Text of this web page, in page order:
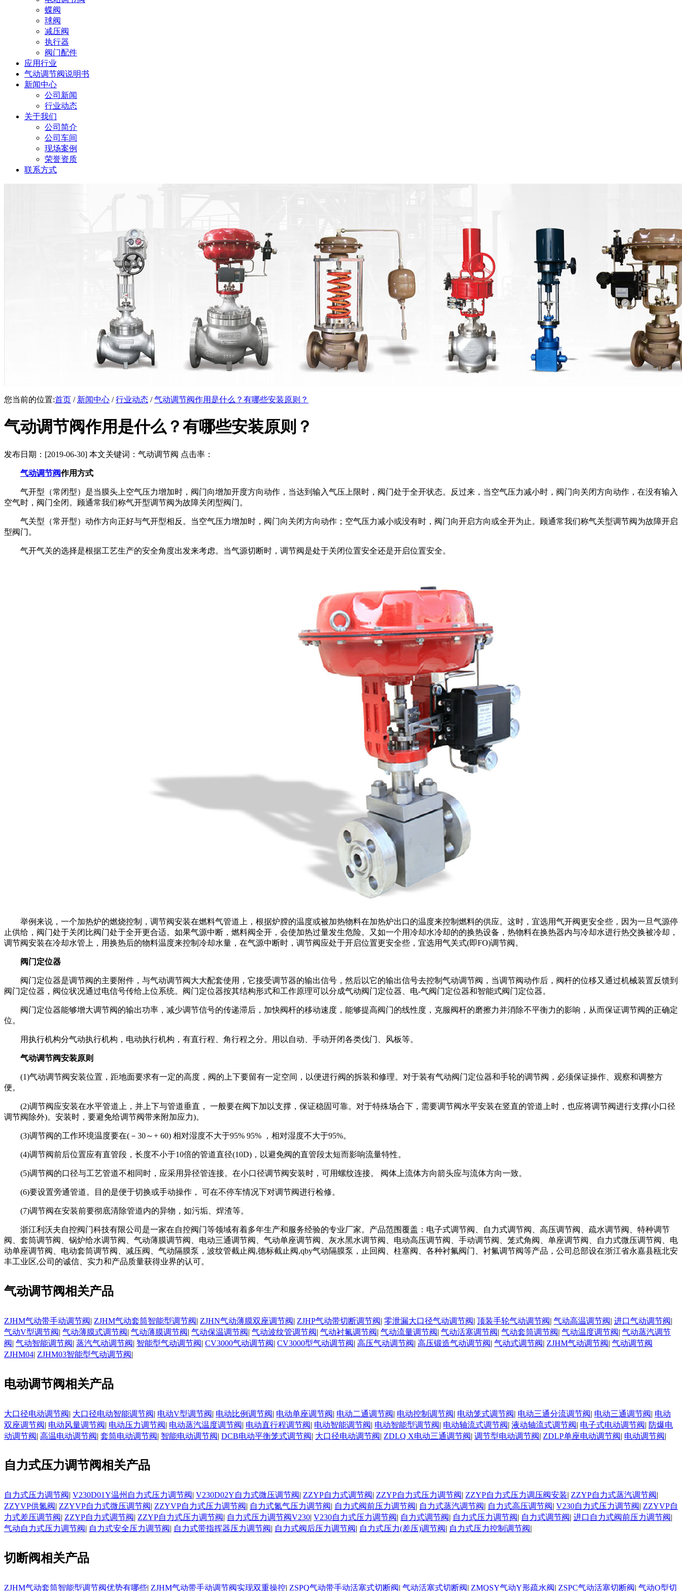
蝶阀
球阀
减压阀
执行器
阀门配件
应用行业
气动调节阀说明书
新闻中心
公司新闻
行业动态
关于我们
公司简介
公司车间
现场案例
荣誉资质
联系方式
您当前的位置:首页 / 新闻中心 /行业动态 /气动调节阀作用是什么？有哪些安装原则？
气动调节阀作用是什么？有哪些安装原则？
发布日期：[2019-06-30] 本文关键词：气动调节阀 点击率：
气动调节阀作用方式
气开型（常闭型）是当膜头上空气压力增加时，阀门向增加开度方向动作，当达到输入气压上限时，阀门处于全开状态。反过来，当空气压力减小时，阀门向关闭方向动作，在没有输入
空气时，阀门全闭。顾通常我们称气开型调节阀为故障关闭型阀门。
气关型（常开型）动作方向正好与气开型相反。当空气压力增加时，阀门向关闭方向动作；空气压力减小或没有时，阀门向开启方向或全开为止。顾通常我们称气关型调节阀为故障开启
型阀门。
气开气关的选择是根据工艺生产的安全角度出发来考虑。当气源切断时，调节阀是处于关闭位置安全还是开启位置安全。
举例来说，一个加热炉的燃烧控制，调节阀安装在燃料气管道上，根据炉膛的温度或被加热物料在加热炉出口的温度来控制燃料的供应。这时，宜选用气开阀更安全些，因为一旦气源停
止供给，阀门处于关闭比阀门处于全开更合适。如果气源中断，燃料阀全开，会使加热过量发生危险。又如一个用冷却水冷却的的换热设备，热物料在换热器内与冷却水进行热交换被冷却，
调节阀安装在冷却水管上，用换热后的物料温度来控制冷却水量，在气源中断时，调节阀应处于开启位置更安全些，宜选用气关式(即FO)调节阀。
阀门定位器
阀门定位器是调节阀的主要附件，与气动调节阀大大配套使用，它接受调节器的输出信号，然后以它的输出信号去控制气动调节阀，当调节阀动作后，阀杆的位移又通过机械装置反馈到
阀门定位器，阀位状况通过电信号传给上位系统。阀门定位器按其结构形式和工作原理可以分成气动阀门定位器、电-气阀门定位器和智能式阀门定位器。
阀门定位器能够增大调节阀的输出功率，减少调节信号的传递滞后，加快阀杆的移动速度，能够提高阀门的线性度，克服阀杆的磨擦力并消除不平衡力的影响，从而保证调节阀的正确定
位。
用执行机构分气动执行机构，电动执行机构，有直行程、角行程之分。用以自动、手动开闭各类伐门、风板等。
气动调节阀安装原则
(1)气动调节阀安装位置，距地面要求有一定的高度，阀的上下要留有一定空间，以便进行阀的拆装和修理。对于装有气动阀门定位器和手轮的调节阀，必须保证操作、观察和调整方
便。
(2)调节阀应安装在水平管道上，并上下与管道垂直， 一般要在阀下加以支撑，保证稳固可靠。对于特殊场合下，需要调节阀水平安装在竖直的管道上时，也应将调节阀进行支撑(小口径
调节阀除外)。安装时，要避免给调节阀带来附加应力)。
(3)调节阀的工作环境温度要在(－30～+ 60) 相对湿度不大于95% 95% ，相对湿度不大于95%。
(4)调节阀前后位置应有直管段，长度不小于10倍的管道直径(10D)，以避免阀的直管段太短而影响流量特性。
(5)调节阀的口径与工艺管道不相同时，应采用异径管连接。在小口径调节阀安装时，可用螺纹连接。 阀体上流体方向箭头应与流体方向一致。
(6)要设置旁通管道。目的是便于切换或手动操作， 可在不停车情况下对调节阀进行检修。
(7)调节阀在安装前要彻底清除管道内的异物，如污垢、焊渣等。
浙江利沃夫自控阀门科技有限公司是一家在自控阀门等领域有着多年生产和服务经验的专业厂家。产品范围覆盖：电子式调节阀、自力式调节阀、高压调节阀、疏水调节阀、特种调节
阀、套筒调节阀、锅炉给水调节阀、气动薄膜调节阀、电动三通调节阀、气动单座调节阀、灰水黑水调节阀、电动高压调节阀、手动调节阀、笼式角阀、单座调节阀、自力式微压调节阀、电
动单座调节阀、电动套筒调节阀、减压阀、气动隔膜泵，波纹管截止阀,德标截止阀,qby气动隔膜泵，止回阀、柱塞阀、各种衬氟阀门、衬氟调节阀等产品，公司总部设在浙江省永嘉县瓯北安
丰工业区,公司的诚信、实力和产品质量获得业界的认可。
气动调节阀相关产品
ZJHM气动带手动调节阀| ZJHM气动套筒智能型调节阀| ZJHN气动薄膜双座调节阀| ZJHP气动带切断调节阀| 零泄漏大口径气动调节阀| 顶装手轮气动调节阀| 气动高温调节阀| 进口气动调节阀|
气动V型调节阀| 气动薄膜式调节阀| 气动薄膜调节阀| 气动保温调节阀| 气动波纹管调节阀| 气动衬氟调节阀| 气动流量调节阀| 气动活塞调节阀| 气动套筒调节阀| 气动温度调节阀| 气动蒸汽调节
阀| 气动智能调节阀| 蒸汽气动调节阀| 智能型气动调节阀| CV3000气动调节阀| CV3000型气动调节阀| 高压气动调节阀| 高压锻造气动调节阀| 气动式调节阀| ZJHM气动调节阀| 气动调节阀
ZJHM04| ZJHM03智能型气动调节阀|
电动调节阀相关产品
大口径电动调节阀| 大口径电动智能调节阀| 电动V型调节阀| 电动比例调节阀| 电动单座调节阀| 电动二通调节阀| 电动控制调节阀| 电动笼式调节阀| 电动三通分流调节阀| 电动三通调节阀| 电动
双座调节阀| 电动风量调节阀| 电动压力调节阀| 电动蒸汽温度调节阀| 电动直行程调节阀| 电动智能调节阀| 电动智能型调节阀| 电动轴流式调节阀| 液动轴流式调节阀| 电子式电动调节阀| 防爆电
动调节阀| 高温电动调节阀| 套筒电动调节阀| 智能电动调节阀| DCB电动平衡笼式调节阀| 大口径电动调节阀| ZDLQ X电动三通调节阀| 调节型电动调节阀| ZDLP单座电动调节阀| 电动调节阀|
自力式压力调节阀相关产品
自力式压力调节阀| V230D01Y温州自力式压力调节阀| V230D02Y自力式微压调节阀| ZZYP自力式调节阀| ZZYP自力式压力调节阀| ZZYP自力式压力调压阀安装| ZZYP自力式蒸汽调节阀|
ZZYVP供氮阀| ZZYVP自力式微压调节阀| ZZYVP自力式压力调节阀| 自力式氮气压力调节阀| 自力式阀前压力调节阀| 自力式蒸汽调节阀| 自力式高压调节阀| V230自力式压力调节阀| ZZYVP自
力式差压调节阀| ZZYP自力式调节阀| ZZYP自力式压力调节阀| 自力式压力调节阀V230| V230自力式压力调节阀| 自力式调节阀| 自力式压力调节阀| 自力式调节阀| 进口自力式阀前压力调节阀|
气动自力式压力调节阀| 自力式安全压力调节阀| 自力式带指挥器压力调节阀| 自力式阀后压力调节阀| 自力式压力(差压)调节阀| 自力式压力控制调节阀|
切断阀相关产品
ZJHM气动套筒智能型调节阀优势有哪些| ZJHM气动带手动调节阀实现双重操控| ZSPQ气动带手动活塞式切断阀| 气动活塞式切断阀| ZMQSY气动Y形疏水阀| ZSPC气动活塞切断阀| 气动O型切